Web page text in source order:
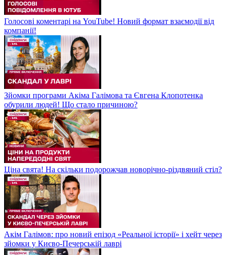
Голосові коментарі на YouTube! Новий формат взаємодії від
компанії!
Зйомки програми Акіма Галімова та Євгена Клопотенка
обурили людей! Що стало причиною?
Ціна свята! На скільки подорожчав новорічно-різдвяний стіл?
Акім Галімов: про новий епізод «Реальної історії» і хейт через
зйомки у Києво-Печерській лаврі